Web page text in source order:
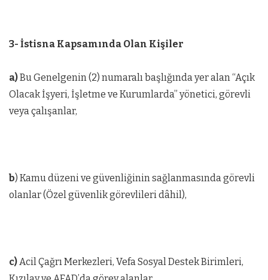
3- İstisna Kapsamında Olan Kişiler
a)Bu Genelgenin (2) numaralı başlığında yer alan “Açık
Olacak İşyeri, İşletme ve Kurumlarda” yönetici, görevli
veya çalışanlar,
b) Kamu düzeni ve güvenliğinin sağlanmasında görevli
olanlar (Özel güvenlik görevlileri dâhil),
c)Acil Çağrı Merkezleri, Vefa Sosyal Destek Birimleri,